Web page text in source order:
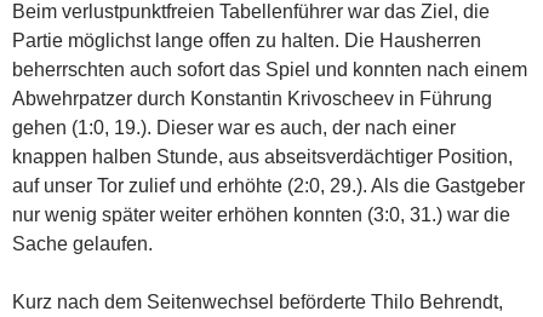
Beim verlustpunktfreien Tabellenführer war das Ziel, die
Partie möglichst lange offen zu halten. Die Hausherren
beherrschten auch sofort das Spiel und konnten nach einem
Abwehrpatzer durch Konstantin Krivoscheev in Führung
gehen (1:0, 19.). Dieser war es auch, der nach einer
knappen halben Stunde, aus abseitsverdächtiger Position,
auf unser Tor zulief und erhöhte (2:0, 29.). Als die Gastgeber
nur wenig später weiter erhöhen konnten (3:0, 31.) war die
Sache gelaufen.
Kurz nach dem Seitenwechsel beförderte Thilo Behrendt,